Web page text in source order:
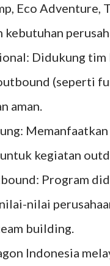
Eco Adventure,
kebutuhan
Didukung tim
(seperti
aman.
kegiatan
Program
nilai
building.
Indonesia